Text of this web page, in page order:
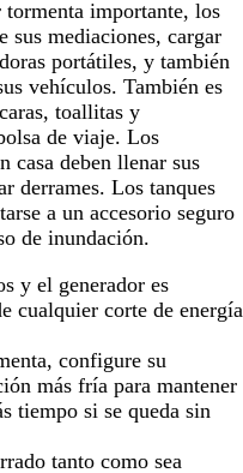
importante, los
sus mediaciones, cargar
portátiles, y también
vehículos. También es
toallitas y
de viaje. Los
casa deben llenar sus
derrames. Los tanques
a un accesorio seguro
de inundación.
y el generador es
cualquier corte de energía
configure su
más fría para mantener
tiempo si se queda sin
tanto como sea